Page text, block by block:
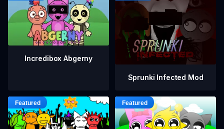
Incredibox Abgerny
Sprunki Infected Mod